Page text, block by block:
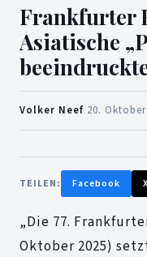
Frankfurter
Asiatische
Volker Neef 20.
TEILEN: Facebook
„Die 77.
Oktober 2025)